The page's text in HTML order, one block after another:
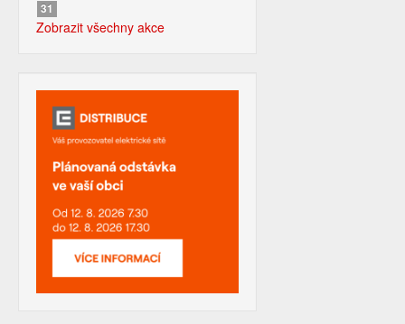
31
Zobrazit všechny akce